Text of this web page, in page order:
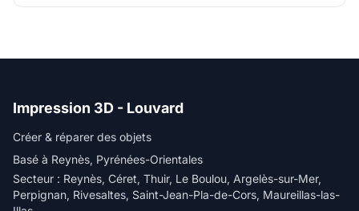
Impression 3D - Louvard
Créer & réparer des objets
Basé à Reynès, Pyrénées-Orientales
Secteur : Reynès, Céret, Thuir, Le Boulou, Argelès-sur-Mer,
Perpignan, Rivesaltes, Saint-Jean-Pla-de-Cors, Maureillas-las-